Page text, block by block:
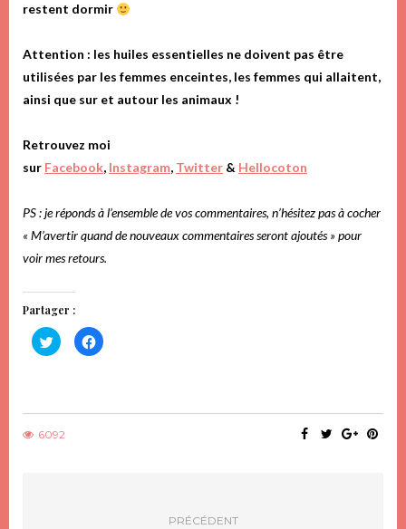
restent dormir
Attention : les huiles essentielles ne doivent pas être
utilisées par les femmes enceintes, les femmes qui allaitent,
ainsi que sur et autour les animaux !
Retrouvez moi
sur Facebook, Instagram, Twitter & Hellocoton
PS : je réponds à l’ensemble de vos commentaires, n’hésitez pas à cocher
« M’avertir quand de nouveaux commentaires seront ajoutés » pour
voir mes retours.
Partager :
Cliquez
pour
partager
nouvelle
Cliquez
pour
nouvelle
6092
PRÉCÉDENT